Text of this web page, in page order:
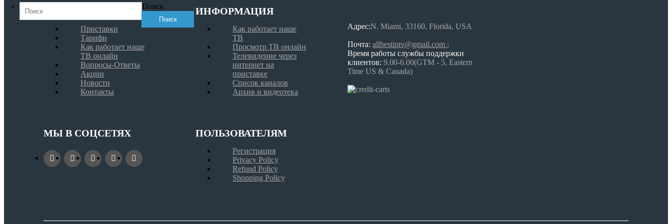
Поиск
Приставки
Тарифи
Как работает наше
ТВ онлайн
Вопросы-Ответы
Акции
Новости
Контакты
МЫ В СОЦСЕТЯХ
ИНФОРМАЦИЯ
Как работает наше
ТВ
Просмотр ТВ онлайн
Телевидение через
интернет на
приставке
Список каналов
Архив и видеотека
ПОЛЬЗОВАТЕЛЯМ
Регистрация
Privacy Policy
Refund Policy
Shopping Policy
Адрес:N. Miami, 33160, Florida, USA
Почта:allbestiptv@gmail.com ;
Время работы службы поддержки
клиентов: 9.00-6.00(GTM - 5, Eastern
Time US & Canada)